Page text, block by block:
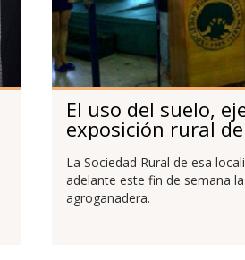
El uso del suelo,
exposición rural
La Sociedad Rural de esa
adelante este fin de semana
agroganadera.